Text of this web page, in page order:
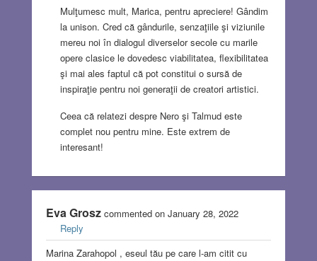
Mulţumesc mult, Marica, pentru apreciere! Gândim
la unison. Cred că gândurile, senzaţiile şi viziunile
mereu noi în dialogul diverselor secole cu marile
opere clasice le dovedesc viabilitatea, flexibilitatea
şi mai ales faptul că pot constitui o sursă de
inspiraţie pentru noi generaţii de creatori artistici.
Ceea că relatezi despre Nero şi Talmud este
complet nou pentru mine. Este extrem de
interesant!
Eva Groszcommented on January 28, 2022
Reply
Marina Zarahopol , eseul tău pe care l-am citit cu